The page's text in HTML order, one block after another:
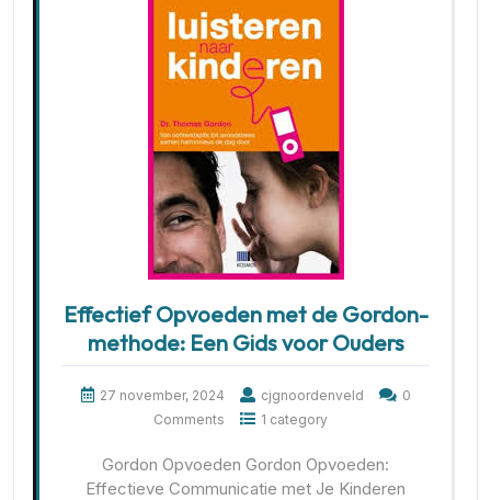
Effectief Opvoeden met de Gordon-
methode: Een Gids voor Ouders
27 november, 2024 cjgnoordenveld
0
Comments
1 category
Gordon Opvoeden Gordon Opvoeden:
Effectieve Communicatie met Je Kinderen